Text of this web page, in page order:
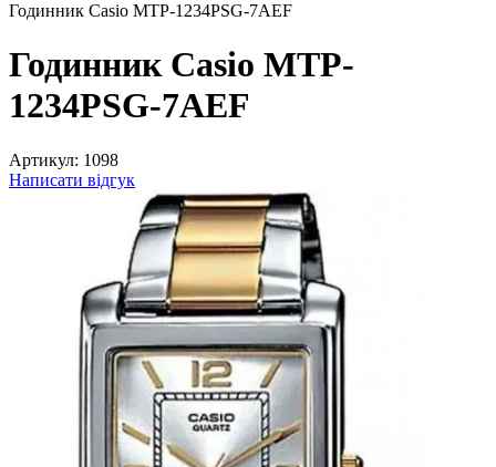
Годинник Casio MTP-1234PSG-7AEF
Годинник Casio MTP-
1234PSG-7AEF
Артикул: 1098
Написати відгук